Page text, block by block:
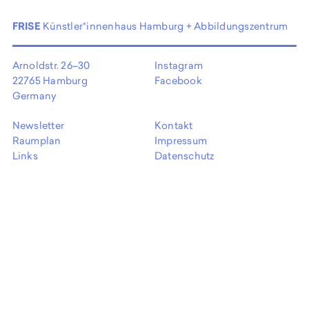
FRISE Künstler*innenhaus Hamburg + Abbildungszentrum
Arnoldstr. 26–30
22765 Hamburg
Germany
Instagram
Facebook
Newsletter
Raumplan
Links
Kontakt
Impressum
Datenschutz